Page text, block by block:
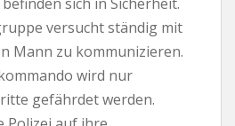
versucht ständig mit
Mann zu kommunizieren.
wird nur
gefährdet werden.